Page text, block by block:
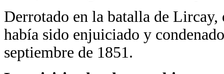
Derrotado en la batalla de
había sido enjuiciado y
septiembre de 1851.